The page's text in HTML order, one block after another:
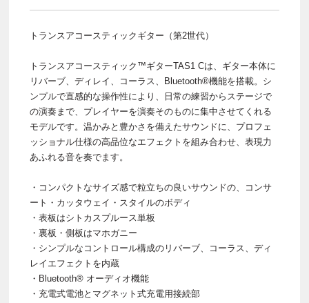
トランスアコースティックギター（第2世代）
トランスアコースティック™ギターTAS1 Cは、ギター本体に
リバーブ、ディレイ、コーラス、Bluetooth®機能を搭載。シ
ンプルで直感的な操作性により、日常の練習からステージで
の演奏まで、プレイヤーを演奏そのものに集中させてくれる
モデルです。温かみと豊かさを備えたサウンドに、プロフェ
ッショナル仕様の高品位なエフェクトを組み合わせ、表現力
あふれる音を奏でます。
・コンパクトなサイズ感で粒立ちの良いサウンドの、コンサ
ート・カッタウェイ・スタイルのボディ
・表板はシトカスプルース単板
・裏板・側板はマホガニー
・シンプルなコントロール構成のリバーブ、コーラス、ディ
レイエフェクトを内蔵
・Bluetooth® オーディオ機能
・充電式電池とマグネット式充電用接続部